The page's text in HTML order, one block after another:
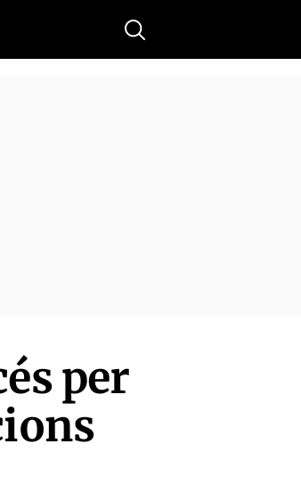
Buscar
per